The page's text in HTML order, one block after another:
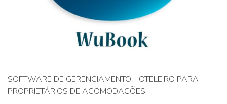
SOFTWARE DE GERENCIAMENTO HOTELEIRO PARA
PROPRIETÁRIOS DE ACOMODAÇÕES.